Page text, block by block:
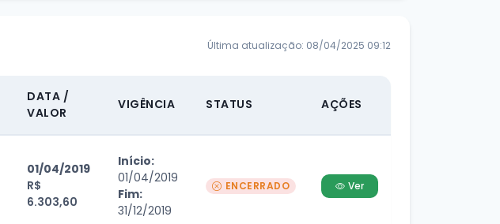
Última atualização: 08/04/2025 09:12
DATA /
VALOR
VIGÊNCIA STATUS AÇÕES
01/04/2019
R$
6.303,60
Início:
01/04/2019
Fim:
31/12/2019
ENCERRADO Ver